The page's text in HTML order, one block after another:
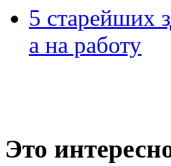
5 старейших
а на работу
Это